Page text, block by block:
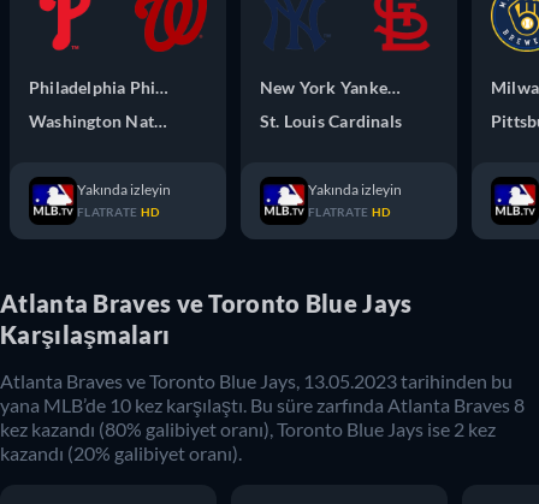
Philadelphia Phillies
Washington Nationals
Yakında izleyin
FLATRATE HD
New York Yankees
St. Louis Cardinals
Yakında izleyin
FLATRATE HD
Atlanta Braves ve Toronto Blue Jays
Karşılaşmaları
Atlanta Braves veToronto Blue Jays 13.05.2023tarihinden bu
yana MLB’de 10 kez karşılaştı. Bu süre zarfında Atlanta Braves 8
kez kazandı (80% galibiyet oranı), Toronto Blue Jays ise 2 kez
kazandı (20% galibiyet oranı).